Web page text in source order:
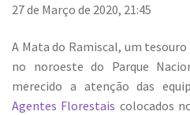
27 de Março de 2020, 21:45
A Mata do Ramiscal, um
no noroeste do Parque
merecido a atenção das
Agentes Florestais colocados